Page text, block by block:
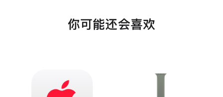
你可能还会喜欢